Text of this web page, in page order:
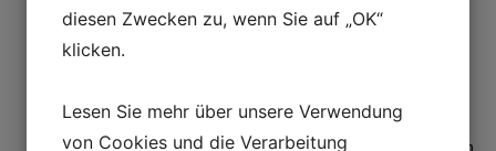
Aka-Rhaco
diesen Zwecken zu, wenn Sie auf „OK“
klicken.
Lesen Sie mehr über unsere Verwendung
von Cookies und die Verarbeitung